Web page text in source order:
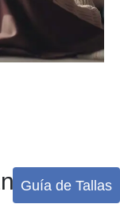
Guía de Tallas